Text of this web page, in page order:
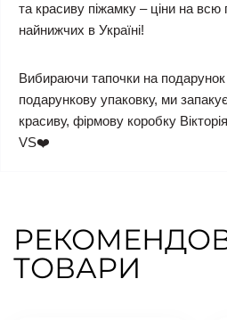
та красиву піжамку – ціни на всю
найнижчих в Україні!
Вибираючи тапочки на
подарункову упаковку, ми
красиву, фірмову коробку
VS❤️
ТОВАРИ